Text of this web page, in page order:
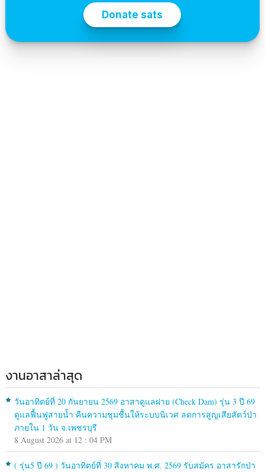
งานอาสาล่าสุด
วันอาทิตย์ที่ 20 กันยายน 2569 อาสาดูแลฝาย (Check Dam) รุ่น 3 ปี 69
ดูแลฟื้นฟูสายน้ำ คืนความชุมชื้นให้ระบบนิเวศ ลดการสูญเสียสัตว์ป่า
ภายใน 1 วัน จ.เพชรบุรี
8 August 2026 at 12 : 04 PM
( รุ่น5 ปี 69 ) วันอาทิตย์ที่ 30 สิงหาคม พ.ศ. 2569 รับสมัคร อาสารักป่า